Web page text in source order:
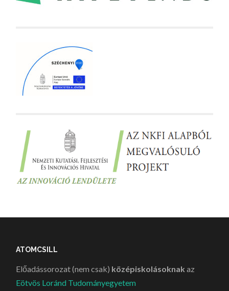
ATOMCSILL
Előadássorozat (nem csak) középiskolásoknak az
Eötvös Loránd Tudományegyetem